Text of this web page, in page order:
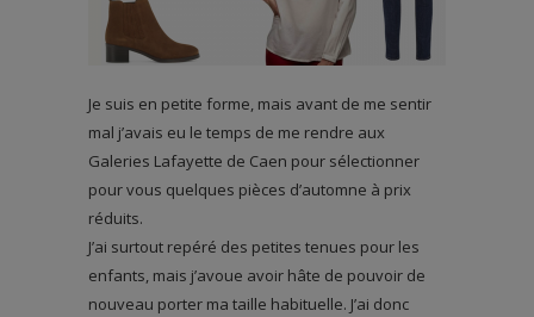
Je suis en petite forme, mais avant de me sentir
mal j’avais eu le temps de me rendre aux
Galeries Lafayette de Caen pour sélectionner
pour vous quelques pièces d’automne à prix
réduits.
J’ai surtout repéré des petites tenues pour les
enfants, mais j’avoue avoir hâte de pouvoir de
nouveau porter ma taille habituelle. J’ai donc